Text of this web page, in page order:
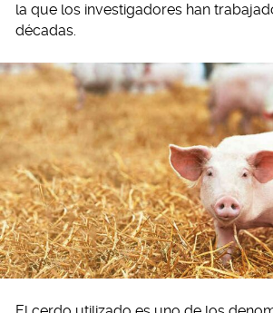
la que los investigadores han
décadas.